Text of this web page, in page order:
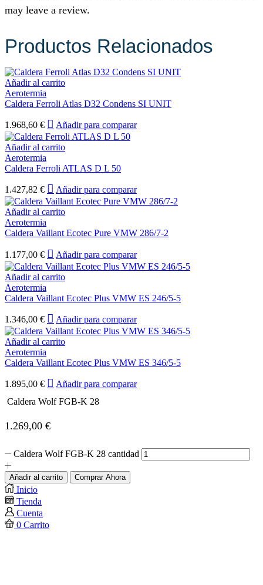
may leave a review.
Productos Relacionados
Añadir al carrito
Aerotermia
Caldera Ferroli Atlas D32 Condens SI UNIT
1.968,60 € Añadir para comparar
Añadir al carrito
Aerotermia
Caldera Ferroli ATLAS D L 50
1.427,82 € Añadir para comparar
Añadir al carrito
Aerotermia
Caldera Vaillant Ecotec Pure VMW 286/7-2
1.177,00 € Añadir para comparar
Añadir al carrito
Aerotermia
Caldera Vaillant Ecotec Plus VMW ES 246/5-5
1.346,00 € Añadir para comparar
Añadir al carrito
Aerotermia
Caldera Vaillant Ecotec Plus VMW ES 346/5-5
1.895,00 €
Añadir para comparar
Caldera Wolf FGB-K 28
1.269,00 €
Caldera Wolf FGB-K 28 cantidad
Añadir al carrito Comprar Ahora
Inicio
Tienda
Cuenta
0 Carrito